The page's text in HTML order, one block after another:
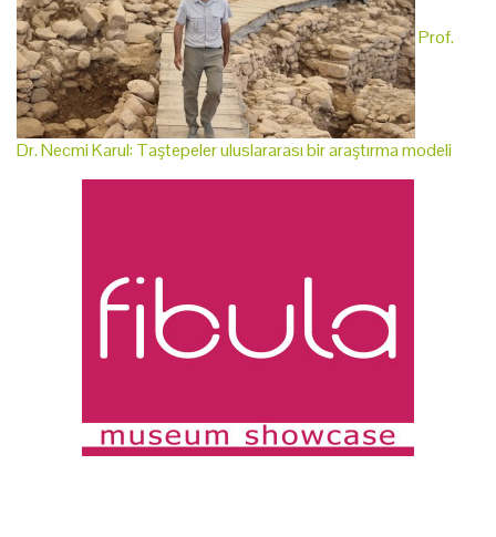
Prof.
Dr. Necmi Karul: Taştepeler uluslararası bir araştırma modeli